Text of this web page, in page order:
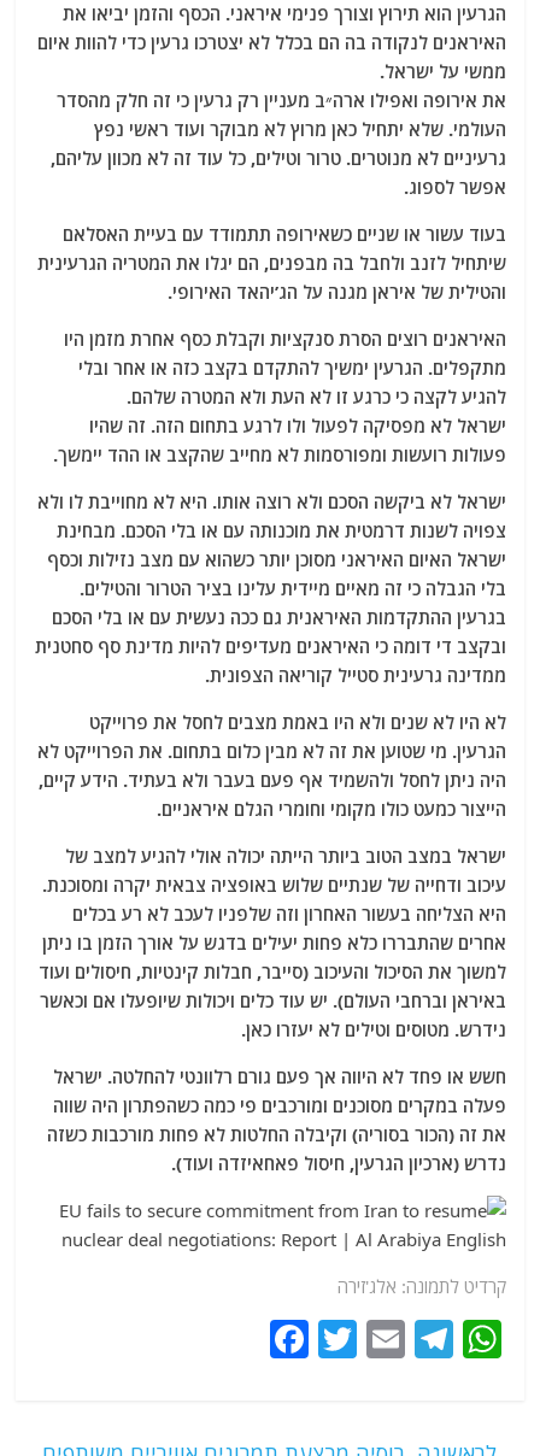
הגרעין הוא תירוץ וצורך פנימי איראני. הכסף והזמן יביאו את
האיראנים לנקודה בה הם בכלל לא יצטרכו גרעין כדי להוות איום
ממשי על ישראל.
את אירופה ואפילו ארה״ב מעניין רק גרעין כי זה חלק מהסדר
העולמי. שלא יתחיל כאן מרוץ לא מבוקר ועוד ראשי נפץ
גרעיניים לא מנוטרים. טרור וטילים, כל עוד זה לא מכוון עליהם,
אפשר לספוג.
בעוד עשור או שניים כשאירופה תתמודד עם בעיית האסלאם
שיתחיל לזנב ולחבל בה מבפנים, הם יגלו את המטריה הגרעינית
והטילית של איראן מגנה על הג’יהאד האירופי.
האיראנים רוצים הסרת סנקציות וקבלת כסף אחרת מזמן היו
מתקפלים. הגרעין ימשיך להתקדם בקצב כזה או אחר ובלי
להגיע לקצה כי כרגע זו לא העת ולא המטרה שלהם.
ישראל לא מפסיקה לפעול ולו לרגע בתחום הזה. זה שהיו
פעולות רועשות ומפורסמות לא מחייב שהקצב או ההד יימשך.
ישראל לא ביקשה הסכם ולא רוצה אותו. היא לא מחוייבת לו ולא
צפויה לשנות דרמטית את מוכנותה עם או בלי הסכם. מבחינת
ישראל האיום האיראני מסוכן יותר כשהוא עם מצב נזילות וכסף
בלי הגבלה כי זה מאיים מיידית עלינו בציר הטרור והטילים.
בגרעין ההתקדמות האיראנית גם ככה נעשית עם או בלי הסכם
ובקצב די דומה כי האיראנים מעדיפים להיות מדינת סף סחטנית
ממדינה גרעינית סטייל קוריאה הצפונית.
לא היו לא שנים ולא היו באמת מצבים לחסל את פרוייקט
הגרעין. מי שטוען את זה לא מבין כלום בתחום. את הפרוייקט לא
היה ניתן לחסל ולהשמיד אף פעם בעבר ולא בעתיד. הידע קיים,
הייצור כמעט כולו מקומי וחומרי הגלם איראניים.
ישראל במצב הטוב ביותר הייתה יכולה אולי להגיע למצב של
עיכוב ודחייה של שנתיים שלוש באופציה צבאית יקרה ומסוכנת.
היא הצליחה בעשור האחרון וזה שלפניו לעכב לא רע בכלים
אחרים שהתבררו כלא פחות יעילים בדגש על אורך הזמן בו ניתן
למשוך את הסיכול והעיכוב (סייבר, חבלות קינטיות, חיסולים ועוד
באיראן וברחבי העולם). יש עוד כלים ויכולות שיופעלו אם וכאשר
נידרש. מטוסים וטילים לא יעזרו כאן.
חשש או פחד לא היווה אך פעם גורם רלוונטי להחלטה. ישראל
פעלה במקרים מסוכנים ומורכבים פי כמה כשהפתרון היה שווה
את זה (הכור בסוריה) וקיבלה החלטות לא פחות מורכבות כשזה
נדרש (ארכיון הגרעין, חיסול פאחאיזדה ועוד).
קרדיט לתמונה: אלג'זירה
W
T
E
T